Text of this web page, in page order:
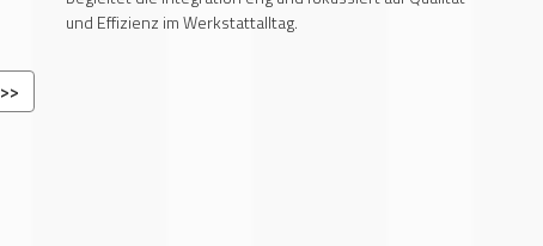
und Effizienz im Werkstattalltag.
>>